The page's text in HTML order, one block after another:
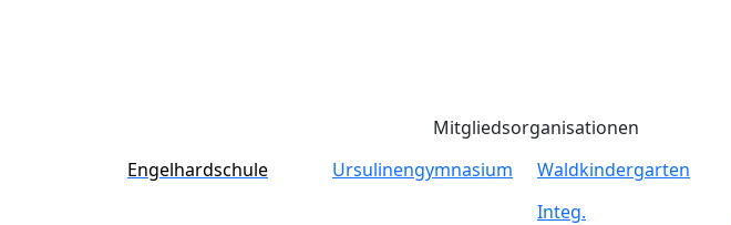
Mitgliedsorganisationen
Engelhardschule
Ursulinengymnasium Waldkindergarten
Integ.